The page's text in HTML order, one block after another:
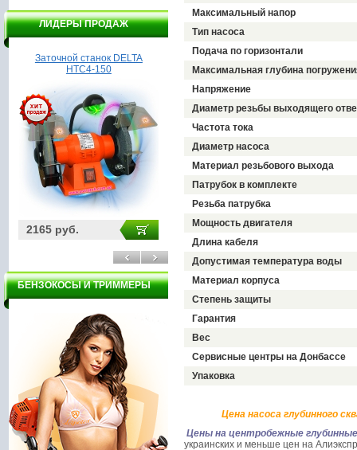
Максимальный напор
Тип насоса
Подача по горизонтали
Максимальная глубина
Напряжение
Диаметр резьбы выходящего
Частота тока
Диаметр насоса
Материал резьбового выхода
Патрубок в комплекте
Резьба патрубка
Мощность двигателя
Длина кабеля
Допустимая температура воды
Материал корпуса
Степень защиты
Гарантия
Вес
Сервисные центры на Донбассе
Упаковка
Цена насоса глубинного
Цены на центробежные
украинских и меньше цен на
ЛИДЕРЫ ПРОДАЖ
DELTA
Бойлер Garanterm ER 80V
5900 руб.
Дрель DELTA ДЭУ9 -
1750 руб.
БЕНЗОКОСЫ И ТРИММЕРЫ